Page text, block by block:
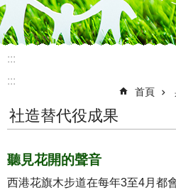
:::
:::
首頁
社造替代役成果
聽見花開的聲音
西港花旗木步道在每年3至4月都